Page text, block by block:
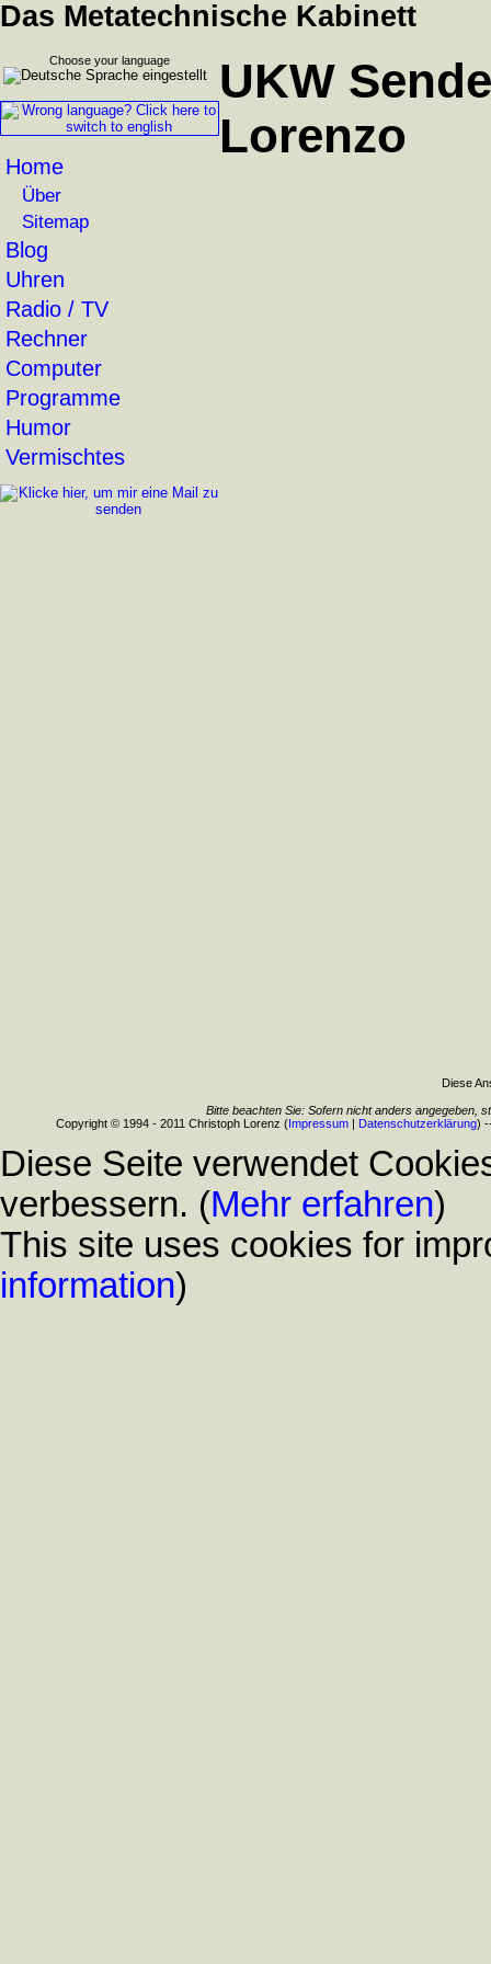
Das Metatechnische Kabinett
Choose your language
Home
Über
Sitemap
Blog
Uhren
Radio / TV
Rechner
Computer
Programme
Humor
Vermischtes
UKW
Lorenzo
Diese
Bitte beachten Sie: Sofern nicht anders angegeben,
Copyright © 1994 - 2011 Christoph Lorenz (Impressum | Datenschutzerklärung)
Diese Seite verwendet
verbessern. (Mehr erfahren)
This site uses cookies for
information)